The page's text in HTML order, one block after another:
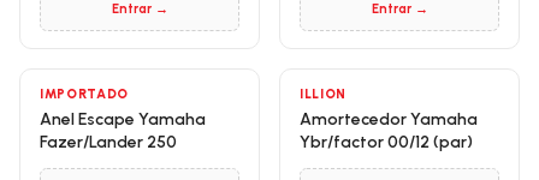
Entrar →
Entrar →
IMPORTADO
Anel Escape Yamaha
Fazer/Lander 250
ILLION
Amortecedor Yamaha
Ybr/factor 00/12 (par)